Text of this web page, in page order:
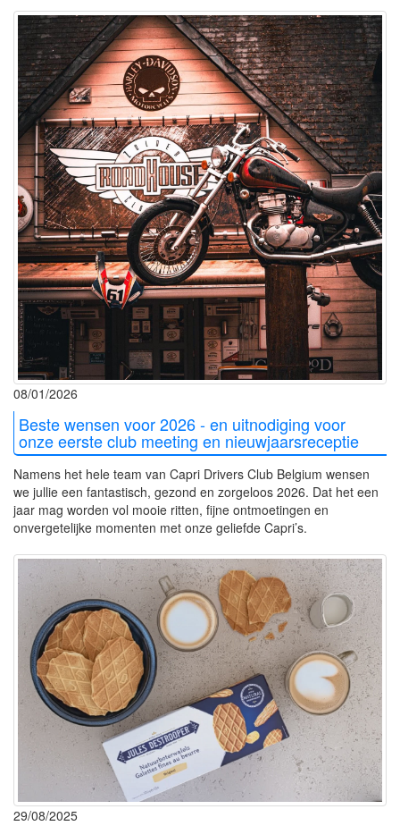
08/01/2026
Beste wensen voor 2026 - en uitnodiging voor
onze eerste club meeting en nieuwjaarsreceptie
Namens het hele team van Capri Drivers Club Belgium wensen
we jullie een fantastisch, gezond en zorgeloos 2026. Dat het een
jaar mag worden vol mooie ritten, fijne ontmoetingen en
onvergetelijke momenten met onze geliefde Capri’s.
29/08/2025